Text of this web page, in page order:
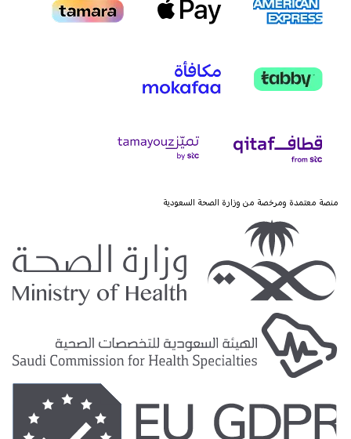
منصة معتمدة ومرخصة من وزارة الصحة السعودية